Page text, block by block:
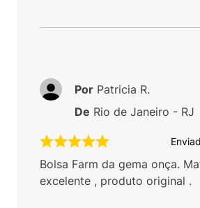
Bolsa Farm da gema onça.
excelente , produto original .
Por Patricia R.
De Rio de Janeiro - RJ